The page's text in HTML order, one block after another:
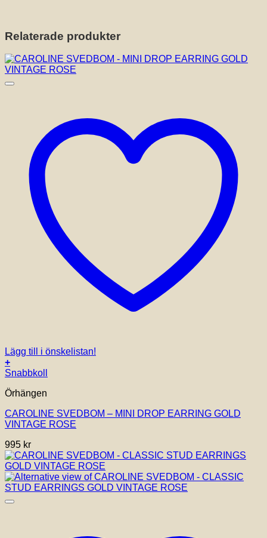
Relaterade produkter
Lägg till i önskelistan!
+
Snabbkoll
Örhängen
CAROLINE SVEDBOM – MINI DROP EARRING GOLD
VINTAGE ROSE
995 kr